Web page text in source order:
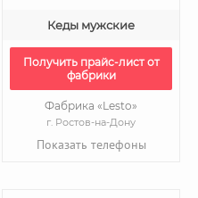
Кеды мужские
Получить прайс-лист от
фабрики
Фабрика «Lesto»
г. Ростов-на-Дону
Показать телефоны